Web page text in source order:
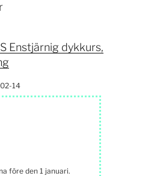
Enstjärnig dykkurs,
14
före den 1 januari.